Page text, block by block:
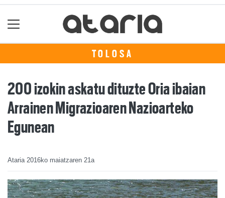
TOLOSA
200 izokin askatu dituzte Oria ibaian
Arrainen Migrazioaren Nazioarteko
Egunean
Ataria 2016ko maiatzaren 21a